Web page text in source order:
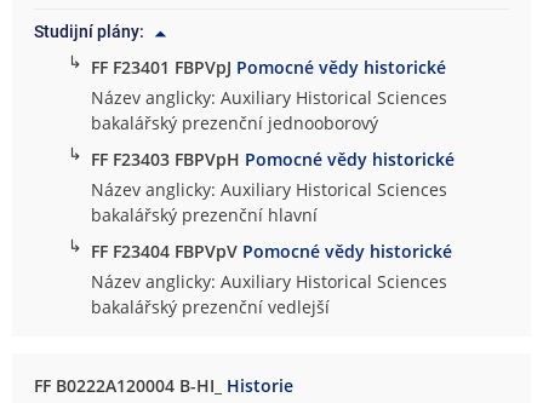
Studijní plány:
↳ FF F23401 FBPVpJ Pomocné vědy historické
Název anglicky: Auxiliary Historical Sciences
bakalářský prezenční jednooborový
↳ FF F23403 FBPVpH Pomocné vědy historické
Název anglicky: Auxiliary Historical Sciences
bakalářský prezenční hlavní
↳ FF F23404 FBPVpV Pomocné vědy historické
Název anglicky: Auxiliary Historical Sciences
bakalářský prezenční vedlejší
FF B0222A120004 B-HI_ Historie